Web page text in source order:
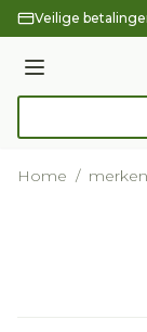
Ga naar de
Veilige
Menu
Home / merken